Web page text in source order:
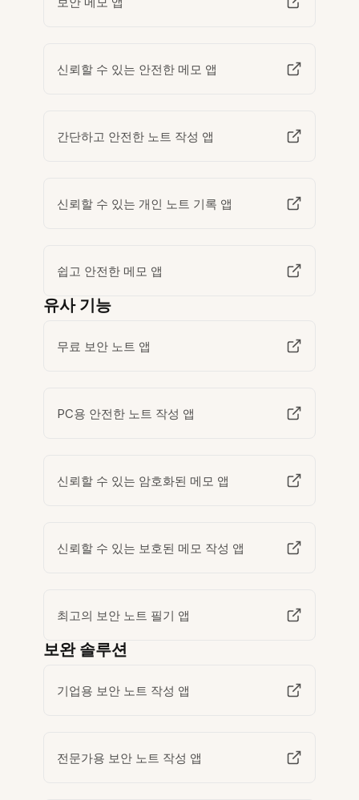
신뢰할 수 있는 안전한 메모 앱
간단하고 안전한 노트 작성 앱
신뢰할 수 있는 개인 노트 기록 앱
쉽고 안전한 메모 앱
유사 기능
무료 보안 노트 앱
PC용 안전한 노트 작성 앱
신뢰할 수 있는 암호화된 메모 앱
신뢰할 수 있는 보호된 메모 작성 앱
최고의 보안 노트 필기 앱
보완 솔루션
기업용 보안 노트 작성 앱
전문가용 보안 노트 작성 앱